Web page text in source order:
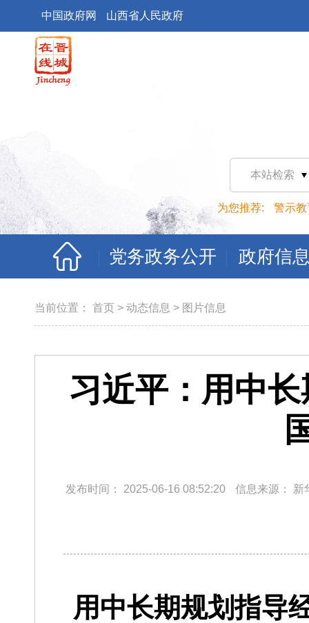
中国政府网 山西省人民政府
本站检索
为您推荐: 警示教
党务政务公开 政府信
当前位置： 首页 > 动态信息 > 图片信息
习近平：用中
发布时间： 2025-06-16 08:52:20 信息来源： 新
用中长期规划指导